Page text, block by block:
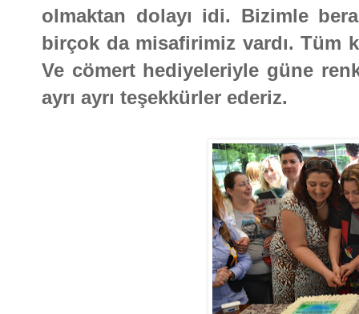
olmaktan dolayı idi. Bizimle
birçok da misafirimiz vardı. Tüm
Ve cömert hediyeleriyle güne
ayrı ayrı teşekkürler ederiz.